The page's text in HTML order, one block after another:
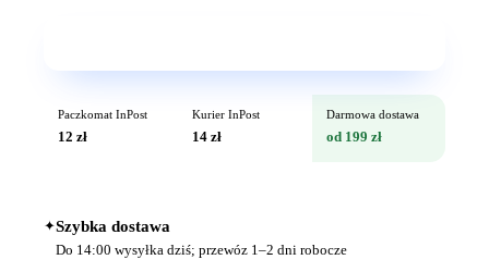
Paczkomat InPost
12 zł
Kurier InPost
14 zł
Darmowa dostawa
od 199 zł
✦Szybka dostawa
Do 14:00 wysyłka dziś; przewóz 1–2 dni robocze